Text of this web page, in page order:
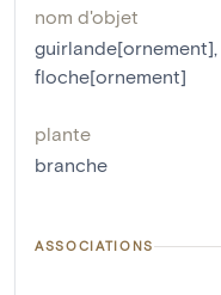
nom d'objet
guirlande[ornement],
floche[ornement]
plante
branche
ASSOCIATIONS